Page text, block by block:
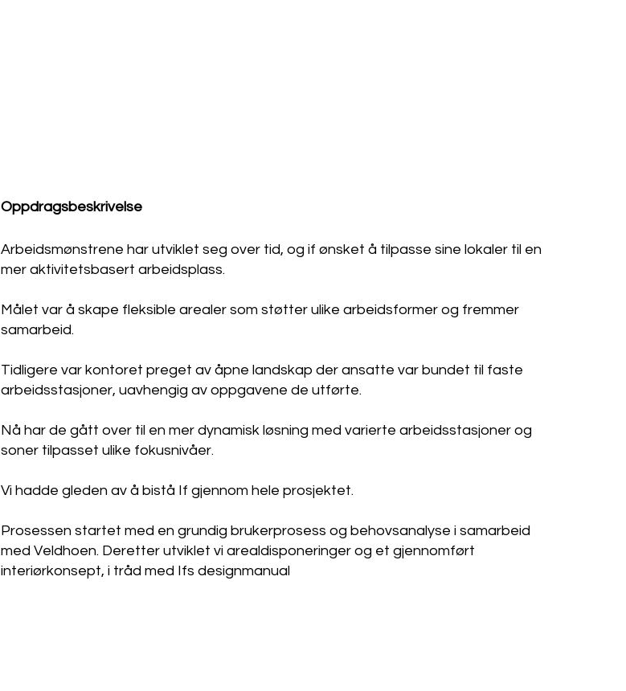
Oppdragsbeskrivelse
Arbeidsmønstrene har utviklet seg over tid, og if ønsket å tilpasse sine lokaler til en
mer aktivitetsbasert arbeidsplass.
Målet var å skape fleksible arealer som støtter ulike arbeidsformer og fremmer
samarbeid.
Tidligere var kontoret preget av åpne landskap der ansatte var bundet til faste
arbeidsstasjoner, uavhengig av oppgavene de utførte.
Nå har de gått over til en mer dynamisk løsning med varierte arbeidsstasjoner og
soner tilpasset ulike fokusnivåer.
Vi hadde gleden av å bistå If gjennom hele prosjektet.
Prosessen startet med en grundig brukerprosess og behovsanalyse i samarbeid
med Veldhoen. Deretter utviklet vi arealdisponeringer og et gjennomført
interiørkonsept, i tråd med Ifs designmanual